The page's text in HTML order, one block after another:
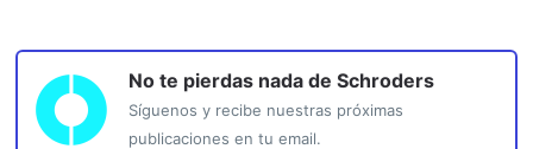
No te pierdas nada de Schroders
Síguenos y recibe nuestras próximas
publicaciones en tu email.